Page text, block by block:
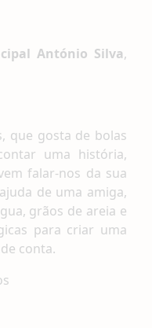
António Silva,
que gosta de bolas
uma história,
falar-nos da sua
de uma amiga,
grãos de areia e
para criar uma
conta.